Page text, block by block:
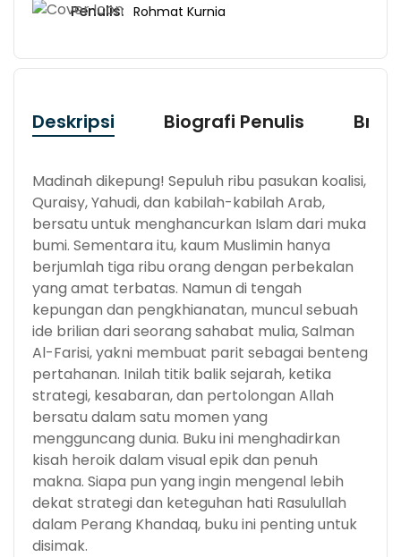
Penulis: Rohmat Kurnia
Deskripsi Biografi Penulis
Madinah dikepung! Sepuluh ribu pasukan koalisi,
Quraisy, Yahudi, dan kabilah-kabilah Arab,
bersatu untuk menghancurkan Islam dari muka
bumi. Sementara itu, kaum Muslimin hanya
berjumlah tiga ribu orang dengan perbekalan
yang amat terbatas. Namun di tengah
kepungan dan pengkhianatan, muncul sebuah
ide brilian dari seorang sahabat mulia, Salman
Al-Farisi, yakni membuat parit sebagai benteng
pertahanan. Inilah titik balik sejarah, ketika
strategi, kesabaran, dan pertolongan Allah
bersatu dalam satu momen yang
mengguncang dunia. Buku ini menghadirkan
kisah heroik dalam visual epik dan penuh
makna. Siapa pun yang ingin mengenal lebih
dekat strategi dan keteguhan hati Rasulullah
dalam Perang Khandaq, buku ini penting untuk
disimak.